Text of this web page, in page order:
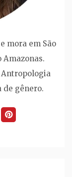
mora em São
Amazonas.
de gênero.